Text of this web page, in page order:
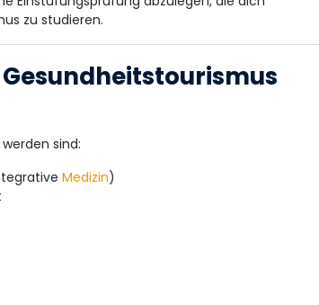
zu studieren.
sind:
Medizin)